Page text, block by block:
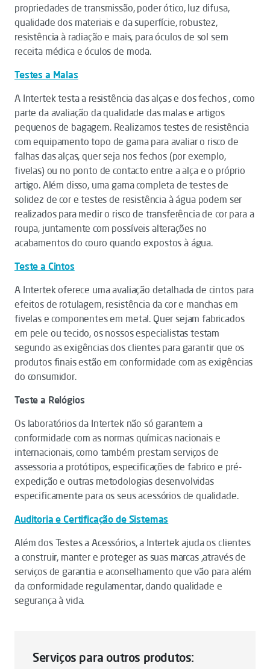
propriedades de transmissão, poder ótico, luz difusa,
qualidade dos materiais e da superfície, robustez,
resistência à radiação e mais, para óculos de sol sem
receita médica e óculos de moda.
Testes a Malas
A Intertek testa a resistência das alças e dos fechos , como
parte da avaliação da qualidade das malas e artigos
pequenos de bagagem. Realizamos testes de resistência
com equipamento topo de gama para avaliar o risco de
falhas das alças, quer seja nos fechos (por exemplo,
fivelas) ou no ponto de contacto entre a alça e o próprio
artigo. Além disso, uma gama completa de testes de
solidez de cor e testes de resistência à água podem ser
realizados para medir o risco de transferência de cor para a
roupa, juntamente com possíveis alterações no
acabamentos do couro quando expostos à água.
Teste a Cintos
A Intertek oferece uma avaliação detalhada de cintos para
efeitos de rotulagem, resistência da cor e manchas em
fivelas e componentes em metal. Quer sejam fabricados
em pele ou tecido, os nossos especialistas testam
segundo as exigências dos clientes para garantir que os
produtos finais estão em conformidade com as exigências
do consumidor.
Teste a Relógios
Os laboratórios da Intertek não só garantem a
conformidade com as normas químicas nacionais e
internacionais, como também prestam serviços de
assessoria a protótipos, especificações de fabrico e pré-
expedição e outras metodologias desenvolvidas
especificamente para os seus acessórios de qualidade.
Auditoria e Certificação de Sistemas
Além dos Testes a Acessórios, a Intertek ajuda os clientes
a construir, manter e proteger as suas marcas ,através de
serviços de garantia e aconselhamento que vão para além
da conformidade regulamentar, dando qualidade e
segurança à vida.
Serviços para outros produtos: